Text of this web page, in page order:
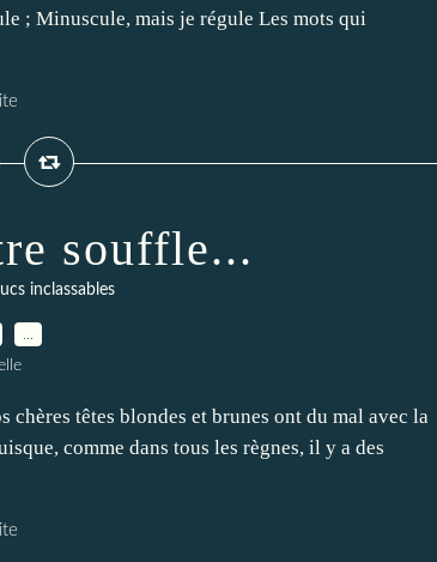
; Minuscule, mais je régule Les mots qui
souffle...
inclassables
chères têtes blondes et brunes ont du mal avec la
comme dans tous les règnes, il y a des